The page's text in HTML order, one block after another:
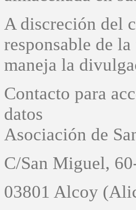
A discreción del
responsable de
maneja la
Contacto para
datos
Asociación de
C/San Miguel,
03801 Alcoy